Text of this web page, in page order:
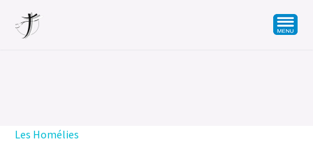
Les Homélies